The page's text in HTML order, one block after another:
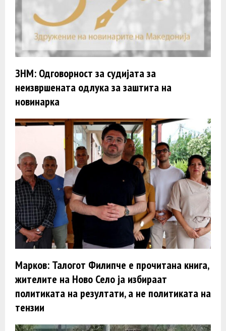
ЗНМ: Одговорност за судијата за
неизвршената одлука за заштита на
новинарка
Марков: Талогот Филипче е прочитана книга,
жителите на Ново Село ја избираат
политиката на резултати, а не политиката на
тензии